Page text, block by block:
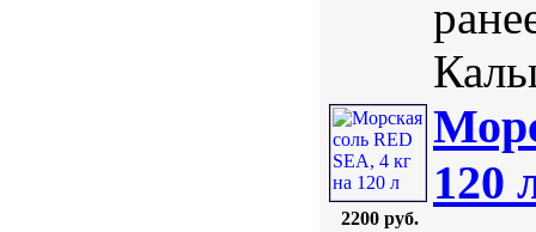
2200 руб.
120